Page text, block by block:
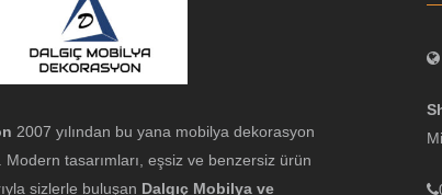
2007 yılından bu yana mobilya dekorasyon
tasarımları, eşsiz ve benzersiz ürün
sizlerle buluşan Dalgıç Mobilya ve